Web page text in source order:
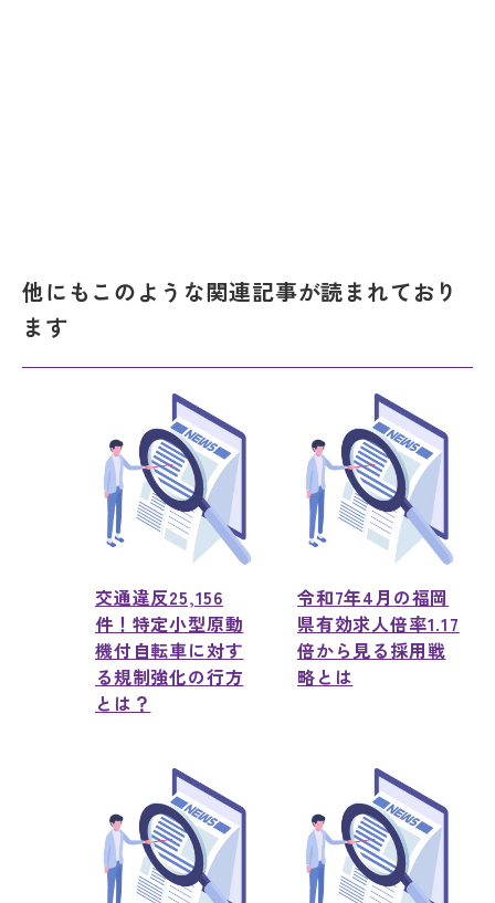
他にもこのような関連記事が読まれており
ます
交通違反25,156
件！特定小型原動
機付自転車に対す
る規制強化の行方
とは？
令和7年4月の福岡
県有効求人倍率1.17
倍から見る採用戦
略とは